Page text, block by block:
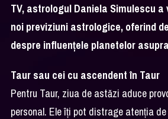
TV, astrologul Daniela Simulescu a
noi previziuni astrologice, oferind
despre influențele planetelor
Taur sau cei cu ascendent în Taur
Pentru Taur, ziua de astăzi aduce
personal. Ele îți pot distrage atenția